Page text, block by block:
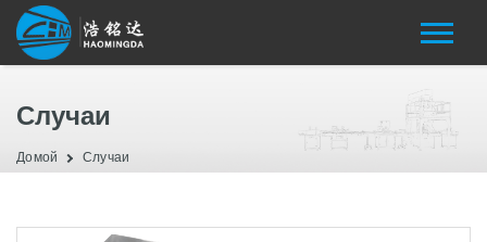
Случаи
Домой Случаи